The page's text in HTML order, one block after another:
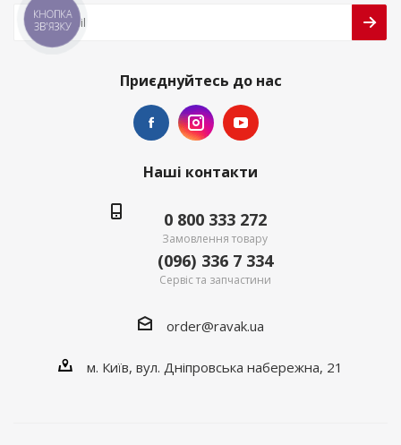
Приєднуйтесь до нас
Наші контакти
0 800 333 272
Замовлення товару
(096) 336 7 334
Сервіс та запчастини
order@ravak.ua
м. Київ, вул. Дніпровська набережна, 21
КНОПКА
ЗВ'ЯЗКУ